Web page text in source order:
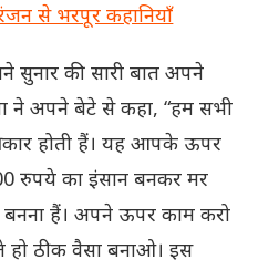
से भरपूर कहानियाँ
सुनार की सारी बात अपने
ने अपने बेटे से कहा, “हम सभी
होती हैं। यह आपके ऊपर
रुपये का इंसान बनकर मर
बनना हैं। अपने ऊपर काम करो
ठीक वैसा बनाओ। इस